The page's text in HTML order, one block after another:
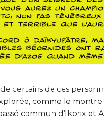
certains de ces
comme le
commun d’Ikorix et